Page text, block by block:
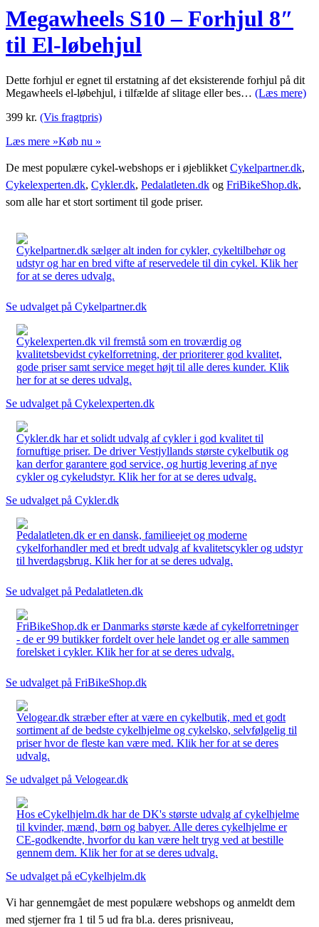
Megawheels S10 – Forhjul 8″
til El-løbehjul
Dette forhjul er egnet til erstatning af det eksisterende forhjul på dit
Megawheels el-løbehjul, i tilfælde af slitage eller bes… (Læs mere)
399 kr. (Vis fragtpris)
Læs mere »Køb nu »
De mest populære cykel-webshops er i øjeblikket Cykelpartner.dk,
Cykelexperten.dk, Cykler.dk, Pedalatleten.dk og FriBikeShop.dk,
som alle har et stort sortiment til gode priser.
Cykelpartner.dk sælger alt inden for cykler, cykeltilbehør og
udstyr og har en bred vifte af reservedele til din cykel. Klik her
for at se deres udvalg.
Se udvalget på Cykelpartner.dk
Cykelexperten.dk vil fremstå som en troværdig og
kvalitetsbevidst cykelforretning, der prioriterer god kvalitet,
gode priser samt service meget højt til alle deres kunder. Klik
her for at se deres udvalg.
Se udvalget på Cykelexperten.dk
Cykler.dk har et solidt udvalg af cykler i god kvalitet til
fornuftige priser. De driver Vestjyllands største cykelbutik og
kan derfor garantere god service, og hurtig levering af nye
cykler og cykeludstyr. Klik her for at se deres udvalg.
Se udvalget på Cykler.dk
Pedalatleten.dk er en dansk, familieejet og moderne
cykelforhandler med et bredt udvalg af kvalitetscykler og udstyr
til hverdagsbrug. Klik her for at se deres udvalg.
Se udvalget på Pedalatleten.dk
FriBikeShop.dk er Danmarks største kæde af cykelforretninger
- de er 99 butikker fordelt over hele landet og er alle sammen
forelsket i cykler. Klik her for at se deres udvalg.
Se udvalget på FriBikeShop.dk
Velogear.dk stræber efter at være en cykelbutik, med et godt
sortiment af de bedste cykelhjelme og cykelsko, selvfølgelig til
priser hvor de fleste kan være med. Klik her for at se deres
udvalg.
Se udvalget på Velogear.dk
Hos eCykelhjelm.dk har de DK's største udvalg af cykelhjelme
til kvinder, mænd, børn og babyer. Alle deres cykelhjelme er
CE-godkendte, hvorfor du kan være helt tryg ved at bestille
gennem dem. Klik her for at se deres udvalg.
Se udvalget på eCykelhjelm.dk
Vi har gennemgået de mest populære webshops og anmeldt dem
med stjerner fra 1 til 5 ud fra bl.a. deres prisniveau,